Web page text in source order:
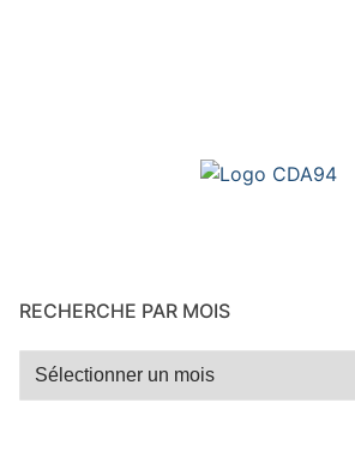
RECHERCHE PAR MOIS
Recherche